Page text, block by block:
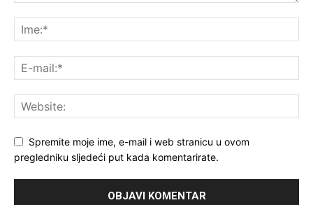
Spremite moje ime, e-mail i web stranicu u ovom
pregledniku sljedeći put kada komentarirate.